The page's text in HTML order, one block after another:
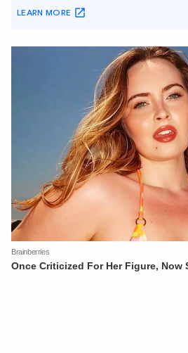
XIN CHÀO,
Hãy hỏi tôi bất kỳ điều gì
An Ninh Thủ Đô nhé. Tôi